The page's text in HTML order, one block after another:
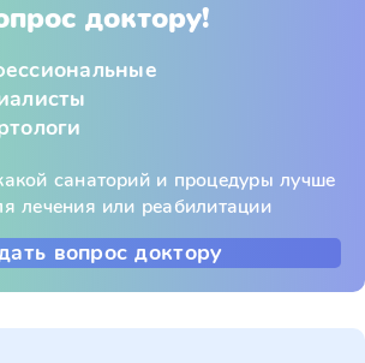
доктору!
санаторий и процедуры лучше
лечения или реабилитации
вопрос доктору